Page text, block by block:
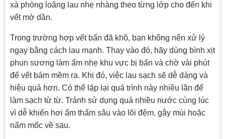
xà phòng loãng lau nhẹ nhàng theo từng lớp cho đến khi
vết mờ dần.
Trong trường hợp vết bẩn đã khô, bạn không nên xử lý
ngay bằng cách lau mạnh. Thay vào đó, hãy dùng bình xịt
phun sương làm ẩm nhẹ khu vực bị bẩn và chờ vài phút
để vết bám mềm ra. Khi đó, việc lau sạch sẽ dễ dàng và
hiệu quả hơn. Có thể lặp lại quá trình này nhiều lần để
làm sạch từ từ. Tránh sử dụng quá nhiều nước cùng lúc
vì dễ khiến hơi ẩm thấm sâu vào lõi đệm, gây mùi hoặc
nấm mốc về sau.